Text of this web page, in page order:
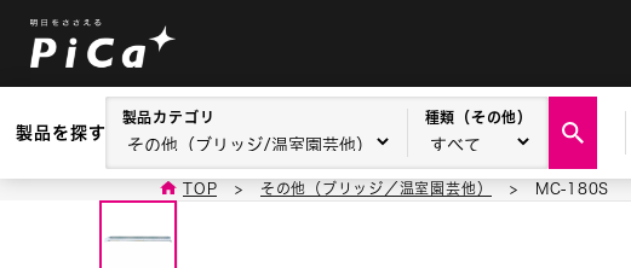
製品を探す
製品カテゴリ 種類（その他）
TOP > その他（ブリッジ／温室園芸他） > MC-180S